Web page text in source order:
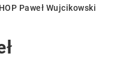
Paweł Wujcikowski